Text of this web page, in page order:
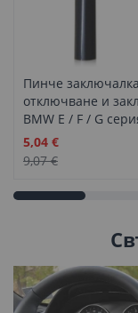
Пинче
отключване и
BMW E / F / G
Промо
цена
5,04 €
9,07 €